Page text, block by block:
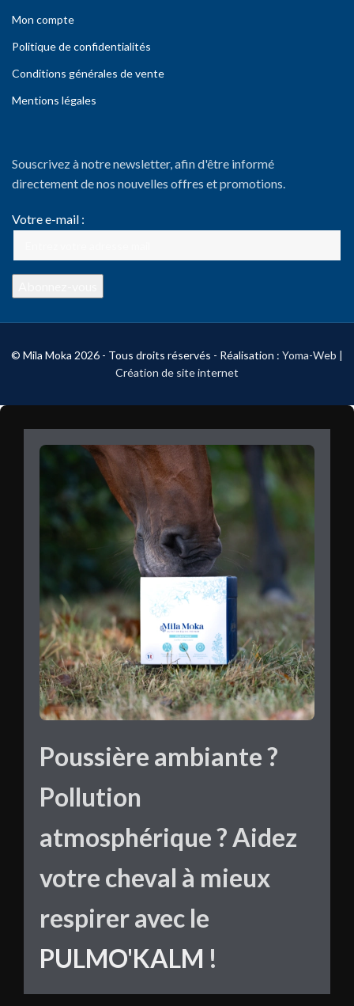
Mon compte
Politique de confidentialités
Conditions générales de vente
Mentions légales
Souscrivez à notre newsletter, afin d'être informé
directement de nos nouvelles offres et promotions.
Votre e-mail :
© Mila Moka 2026 - Tous droits réservés - Réalisation : Yoma-Web |
Création de site internet
Poussière ambiante ?
Pollution
atmosphérique ? Aidez
votre cheval à mieux
respirer avec le
PULMO'KALM !